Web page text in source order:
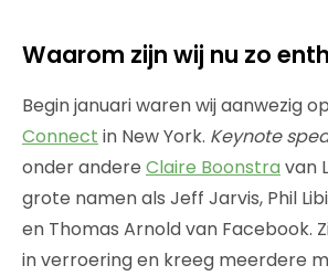
Waarom zijn wij nu zo
Begin januari waren wij aanwezig
Connect in New York. Keynote
onder andere Claire Boonstra van
grote namen als Jeff Jarvis, Phil
en Thomas Arnold van Facebook.
in verroering en kreeg meerdere